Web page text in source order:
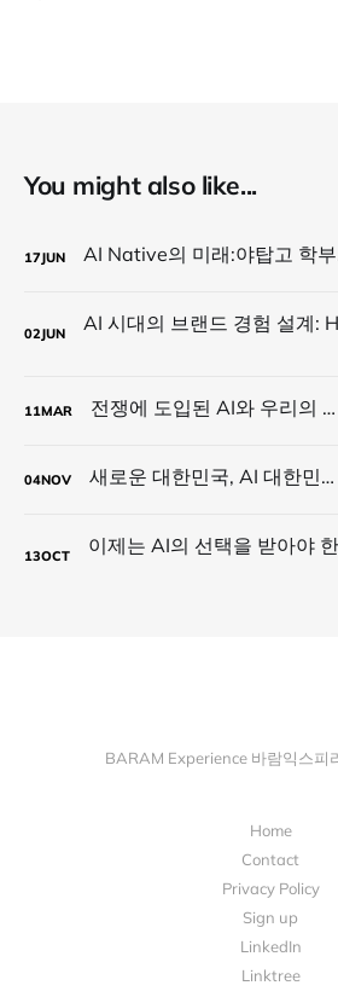
You might also like...
17JUN
02JUN
11MAR 전쟁에 도입된 AI와 우리의 미래
04NOV 새로운 대한민국, AI 대한민국
13OCT
BARAM Experience 바람익스
Home
Contact
Privacy Policy
Sign up
LinkedIn
Linktree